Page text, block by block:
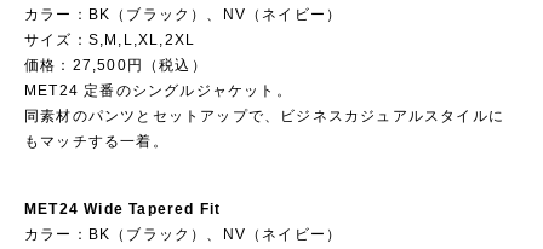
カラー：BK（ブラック）、NV（ネイビー）
サイズ：S,M,L,XL,2XL
価格：27,500円（税込）
MET24 定番のシングルジャケット。
同素材のパンツとセットアップで、ビジネスカジュアルスタイルに
もマッチする一着。
MET24 Wide Tapered Fit
カラー：BK（ブラック）、NV（ネイビー）